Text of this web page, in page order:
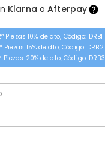
Klarna oAfterpay
Piezas 10% de dto, Código: DRB1
Piezas 15% de dto, Código: DRB2
Piezas 20% de dto, Código: DRB3